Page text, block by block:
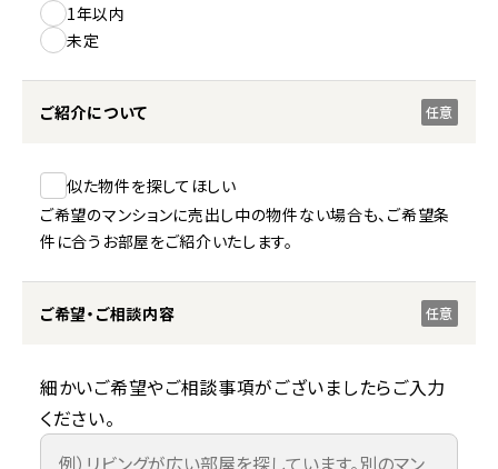
1年以内
未定
ご紹介について 任意
似た物件を探してほしい
ご希望のマンションに売出し中の物件ない場合も、ご希望条
件に合うお部屋をご紹介いたします。
ご希望・ご相談内容 任意
細かいご希望やご相談事項がございましたらご入力
ください。